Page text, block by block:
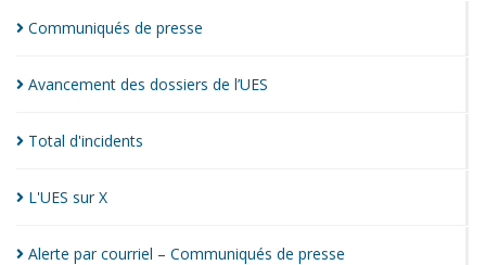
Communiqués de presse
Avancement des dossiers de l’UES
Total d'incidents
L'UES surX
Alerte par courriel – Communiqués de presse